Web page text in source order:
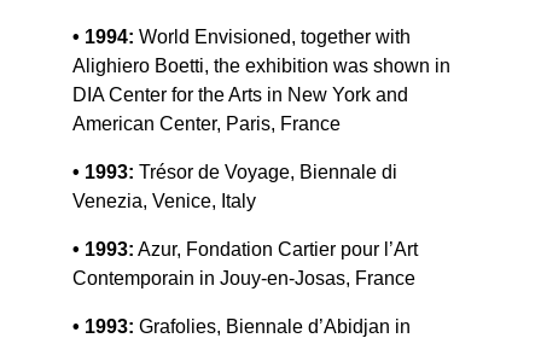
• 1994: World Envisioned, together with
Alighiero Boetti, the exhibition was shown in
DIA Center for the Arts in New York and
American Center, Paris, France
• 1993: Trésor de Voyage, Biennale di
Venezia, Venice, Italy
• 1993: Azur, Fondation Cartier pour l’Art
Contemporain in Jouy-en-Josas, France
• 1993: Grafolies, Biennale d’Abidjan in